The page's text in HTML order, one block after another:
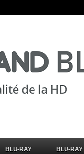
BLU-RAY BLU-RAY